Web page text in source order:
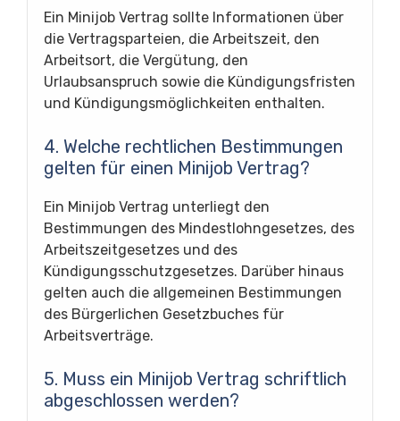
Ein Minijob Vertrag sollte Informationen über
die Vertragsparteien, die Arbeitszeit, den
Arbeitsort, die Vergütung, den
Urlaubsanspruch sowie die Kündigungsfristen
und Kündigungsmöglichkeiten enthalten.
4. Welche rechtlichen Bestimmungen
gelten für einen Minijob Vertrag?
Ein Minijob Vertrag unterliegt den
Bestimmungen des Mindestlohngesetzes, des
Arbeitszeitgesetzes und des
Kündigungsschutzgesetzes. Darüber hinaus
gelten auch die allgemeinen Bestimmungen
des Bürgerlichen Gesetzbuches für
Arbeitsverträge.
5. Muss ein Minijob Vertrag schriftlich
abgeschlossen werden?